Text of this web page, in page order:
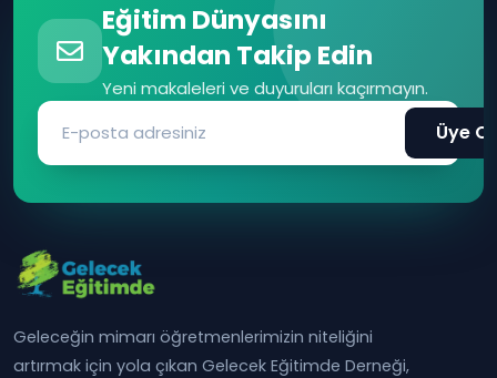
Eğitim Dünyasını
Yakından Takip Edin
Yeni makaleleri ve duyuruları kaçırmayın.
Üye Ol
Geleceğin mimarı öğretmenlerimizin niteliğini
artırmak için yola çıkan Gelecek Eğitimde Derneği,